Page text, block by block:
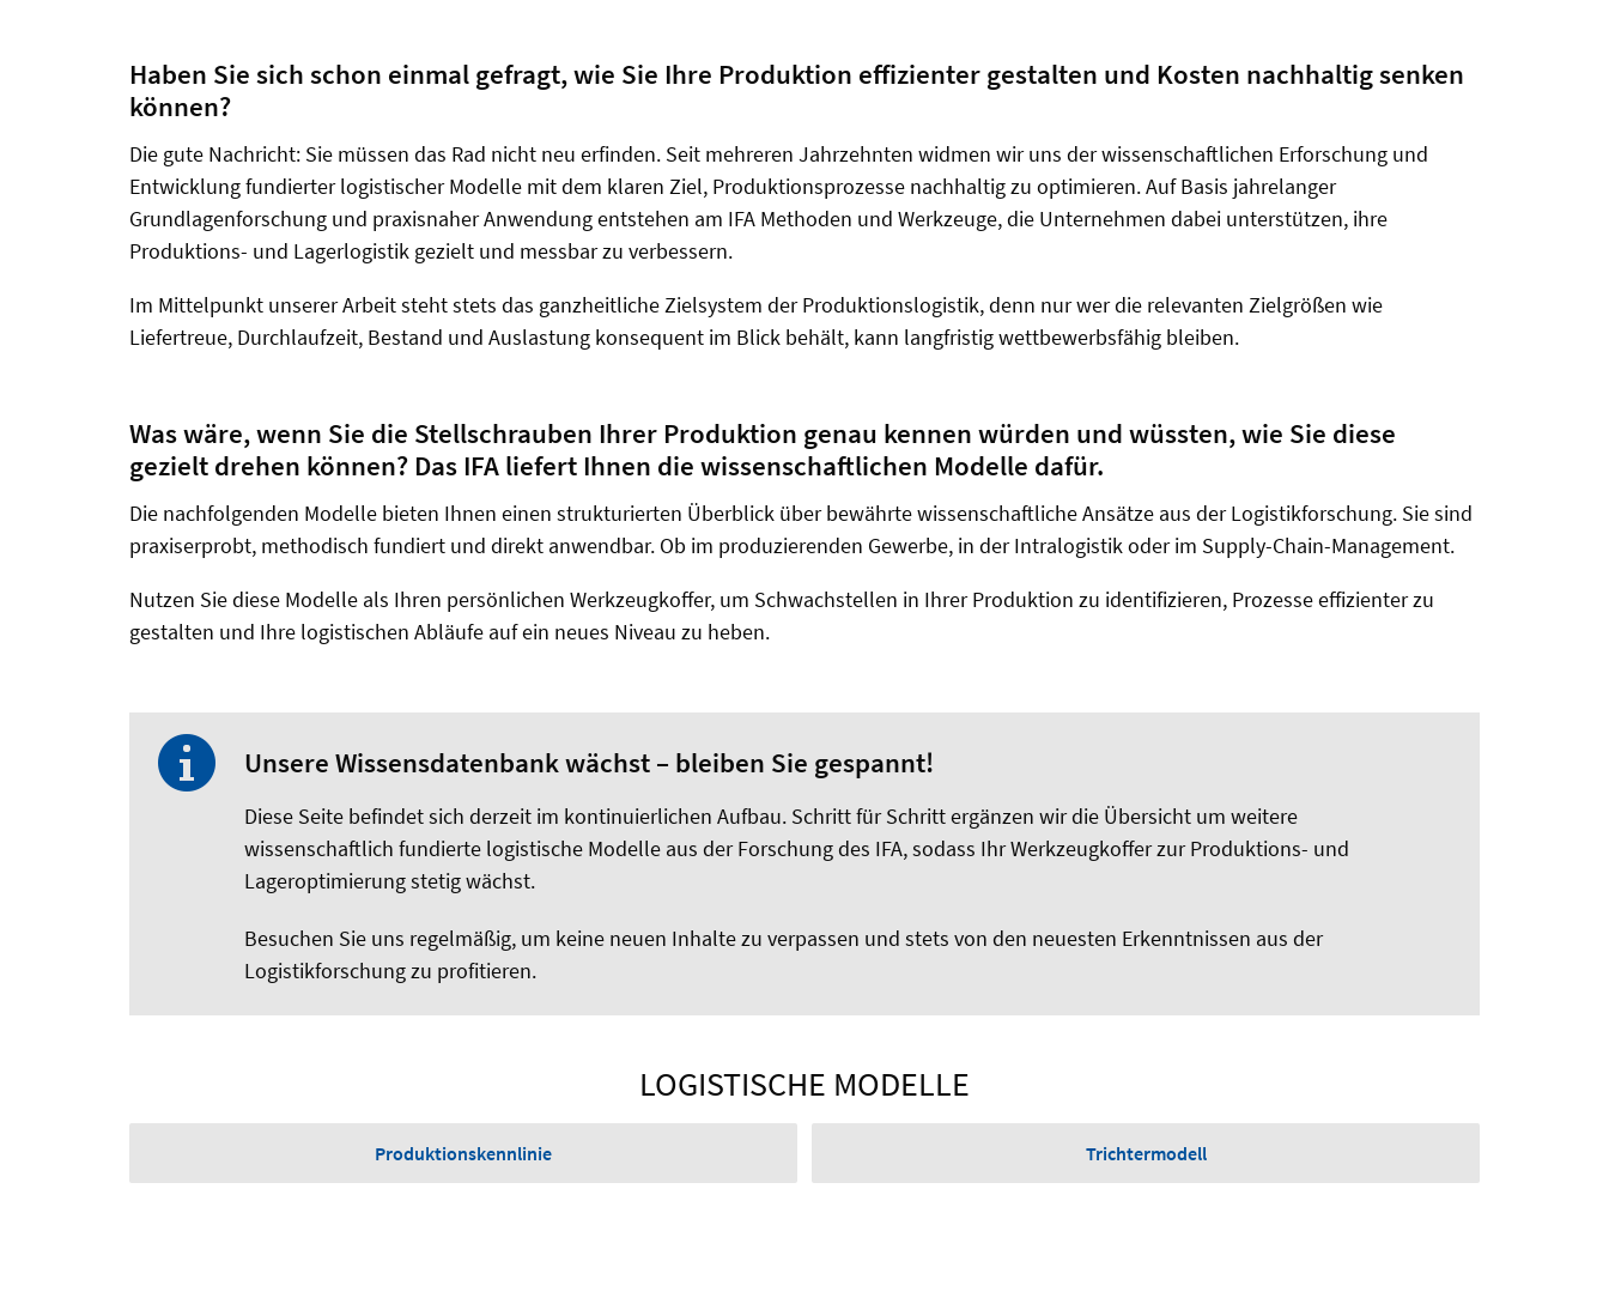
Haben Sie sich schon einmal gefragt, wie Sie Ihre Produktion effizienter gestalten und Kosten nachhaltig senken
können?
Die gute Nachricht: Sie müssen das Rad nicht neu erfinden. Seit mehreren Jahrzehnten widmen wir uns der wissenschaftlichen Erforschung und
Entwicklung fundierter logistischer Modelle mit dem klaren Ziel, Produktionsprozesse nachhaltig zu optimieren. Auf Basis jahrelanger
Grundlagenforschung und praxisnaher Anwendung entstehen am IFA Methoden und Werkzeuge, die Unternehmen dabei unterstützen, ihre
Produktions- und Lagerlogistik gezielt und messbar zu verbessern.
Im Mittelpunkt unserer Arbeit steht stets das ganzheitliche Zielsystem der Produktionslogistik, denn nur wer die relevanten Zielgrößen wie
Liefertreue, Durchlaufzeit, Bestand und Auslastung konsequent im Blick behält, kann langfristig wettbewerbsfähig bleiben.
Was wäre, wenn Sie die Stellschrauben Ihrer Produktion genau kennen würden und wüssten, wie Sie diese
gezielt drehen können? Das IFA liefert Ihnen die wissenschaftlichen Modelle dafür.
Die nachfolgenden Modelle bieten Ihnen einen strukturierten Überblick über bewährte wissenschaftliche Ansätze aus der Logistikforschung. Sie sind
praxiserprobt, methodisch fundiert und direkt anwendbar. Ob im produzierenden Gewerbe, in der Intralogistik oder im Supply-Chain-Management.
Nutzen Sie diese Modelle als Ihren persönlichen Werkzeugkoffer, um Schwachstellen in Ihrer Produktion zu identifizieren, Prozesse effizienter zu
gestalten und Ihre logistischen Abläufe auf ein neues Niveau zu heben.
Unsere Wissensdatenbank wächst – bleiben Sie gespannt!
Diese Seite befindet sich derzeit im kontinuierlichen Aufbau. Schritt für Schritt ergänzen wir die Übersicht um weitere
wissenschaftlich fundierte logistische Modelle aus der Forschung des IFA, sodass Ihr Werkzeugkoffer zur Produktions- und
Lageroptimierung stetig wächst.
Besuchen Sie uns regelmäßig, um keine neuen Inhalte zu verpassen und stets von den neuesten Erkenntnissen aus der
Logistikforschung zu profitieren.
LOGISTISCHE MODELLE
Produktionskennlinie Trichtermodell